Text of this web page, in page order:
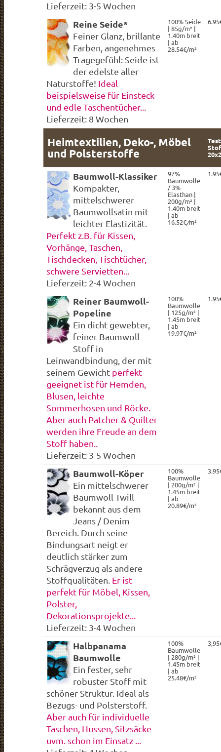
Lieferzeit: 3-5 Wochen
Reine Seide*
Feiner Glanz, brillante
Farben, angenehmes
Tragegefühl: Seide ist
der edelste aller
Naturstoffe! Ideal
beispielsweise für Einsteck-
und edle Taschentücher...
Lieferzeit: 8 Wochen
100% Seide
| 85g/m² |
1.40m breit
| ab
28.54€/m²
Heimtextilien, Deko-, Möbel
und Polsterstoffe
Baumwoll-Klassiker
Kompakter,
mittelschwerer
Baumwollsatin mit
leichter Elastizität.
Perfekt z.B. für Kissen,
Vorhänge, Taschen,
Tischdecken, Tischtücher,
schwere Servietten...
Lieferzeit: 2-4 Wochen
97%
Baumwolle
/ 3%
Elasthan |
200g/m² |
1.40m breit
| ab
16.52€/m²
Reiner Baumwoll-
Popeline
Ein dicht gewebter,
feiner Baumwoll
Stoff in
Leinwandbindung, der mit
seinem Gewicht perfekt
geeignet ist für Hemden,
Blusen, leichte
Sommerhosen und Röcke.
Aber auch Patcher & Quilter
werden ihre Freude an dem
Stoff haben..
Lieferzeit: 3-5 Wochen
100%
Baumwolle
| 125g/m² |
1.45m breit
| ab
19.97€/m²
Baumwoll-Köper
Ein mittelschwerer
Baumwoll Twill
bekannt aus dem
Jeans / Denim
Bereich. Durch seine
Bindungsart neigt er
deutlich stärker zum
Schrägverzug als andere
Stoffqualitäten. Er ist
perfekt für Möbel, Kissen,
Polster,
Dekorationsprojekte...
Lieferzeit: 3-4 Wochen
100%
Baumwolle
| 200g/m² |
1.45m breit
| ab
20.89€/m²
Halbpanama
Baumwolle
Ein fester, sehr
robuster Stoff mit
schöner Struktur. Ideal als
Bezugs- und Polsterstoff.
Aber auch für individuelle
Taschen, Hussen, Sitzsäcke
uvm. schon im Einsatz ...
100%
Baumwolle
| 280g/m² |
1.45m breit
| ab
25.48€/m²